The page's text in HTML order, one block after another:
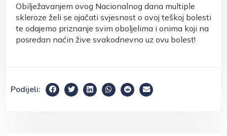
Obilježavanjem ovog Nacionalnog dana multiple
skleroze želi se ojačati svjesnost o ovoj teškoj bolesti
te odajemo priznanje svim oboljelima i onima koji na
posredan naćin žive svakodnevno uz ovu bolest!
Podijeli: